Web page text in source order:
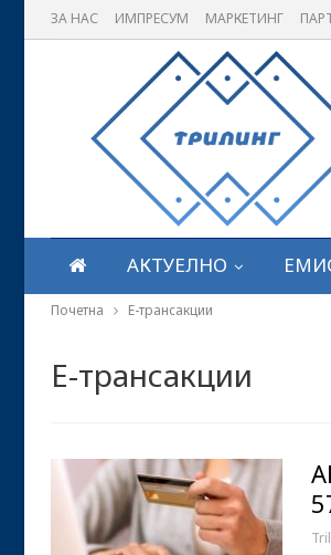
ЗА НАС ИМПРЕСУМ МАРКЕТИНГ
АКТУЕЛНО
Почетна Е-трансакции
Е-трансакции